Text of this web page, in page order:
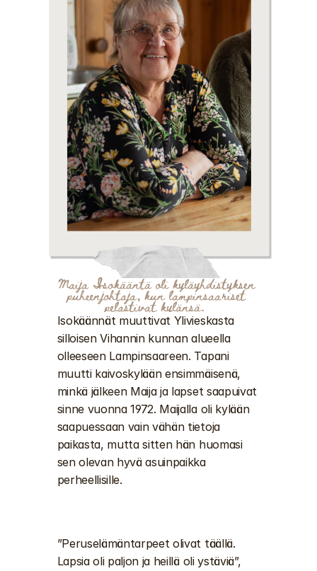
Maija Isokääntä oli kyläyhdistyksen
puheenjohtaja, kun lampinsaariset
pelastivat kylänsä.
Isokäännät muuttivat Ylivieskasta
silloisen Vihannin kunnan alueella
olleeseen Lampinsaareen. Tapani
muutti kaivoskylään ensimmäisenä,
minkä jälkeen Maija ja lapset saapuivat
sinne vuonna 1972. Maijalla oli kylään
saapuessaan vain vähän tietoja
paikasta, mutta sitten hän huomasi
sen olevan hyvä asuinpaikka
perheellisille.
”Peruselämäntarpeet olivat täällä.
Lapsia oli paljon ja heillä oli ystäviä”,